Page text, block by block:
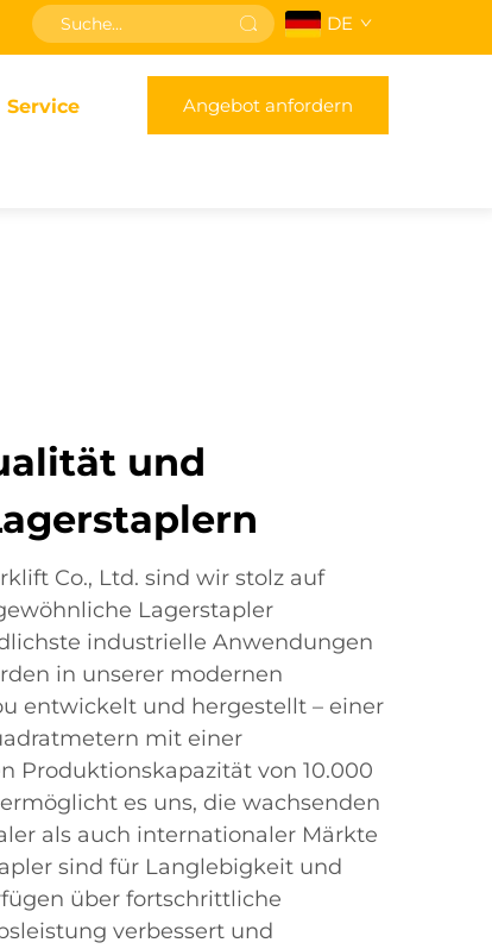
DE
Service Angebot anfordern
und
Co., Ltd. sind wir stolz auf
Lagerstapler
industrielle Anwendungen
in unserer modernen
entwickelt und hergestellt – einer
mit einer
Produktionskapazität von 10.000
es uns, die wachsenden
als auch internationaler Märkte
sind für Langlebigkeit und
über fortschrittliche
verbessert und